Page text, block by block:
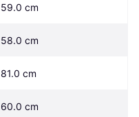
59.0 cm
58.0 cm
81.0 cm
60.0 cm